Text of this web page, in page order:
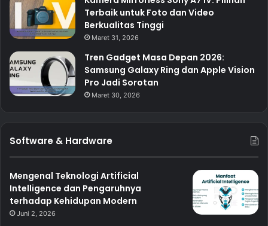
Terbaik untuk Foto dan Video
Berkualitas Tinggi
Maret 31, 2026
Tren Gadget Masa Depan 2026:
Samsung Galaxy Ring dan Apple Vision
Pro Jadi Sorotan
Maret 30, 2026
Software & Hardware
Mengenal Teknologi Artificial
Intelligence dan Pengaruhnya
terhadap Kehidupan Modern
Juni 2, 2026